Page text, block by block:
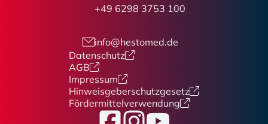
+49 6298 3753 100
info@hestomed.de
Datenschutz
AGB
Impressum
Hinweisgeberschutzgesetz
Fördermittelverwendung
FacebookInstagram
YouTube